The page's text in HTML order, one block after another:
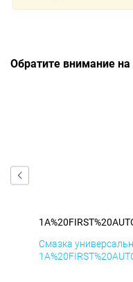
Обратите внимание
Смазка